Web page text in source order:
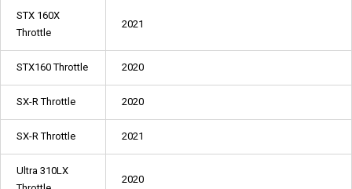
STX 160X
Throttle
2021
STX160 Throttle 2020
SX-R Throttle 2020
SX-R Throttle 2021
Ultra 310LX
2020